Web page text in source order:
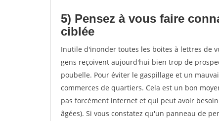
5) Pensez à vous faire
ciblée
Inutile d'inonder toutes les boites à lettres de
gens reçoivent aujourd'hui bien trop de
poubelle. Pour éviter le gaspillage et un
commerces de quartiers. Cela est un bon
pas forcément internet et qui peut avoir
âgées). Si vous constatez qu'un panneau de